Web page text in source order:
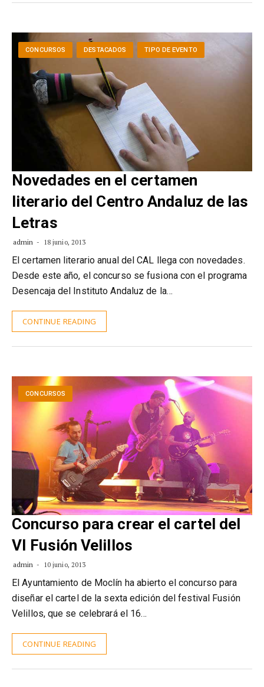
CONCURSOS DESTACADOS TIPO DE EVENTO
Novedades en el certamen
literario del Centro Andaluz de las
Letras
admin 18 junio, 2013
El certamen literario anual del CAL llega con novedades.
Desde este año, el concurso se fusiona con el programa
Desencaja del Instituto Andaluz de la…
CONTINUE READING
CONCURSOS
Concurso para crear el cartel del
VI Fusión Velillos
admin 10 junio, 2013
El Ayuntamiento de Moclín ha abierto el concurso para
diseñar el cartel de la sexta edición del festival Fusión
Velillos, que se celebrará el 16…
CONTINUE READING